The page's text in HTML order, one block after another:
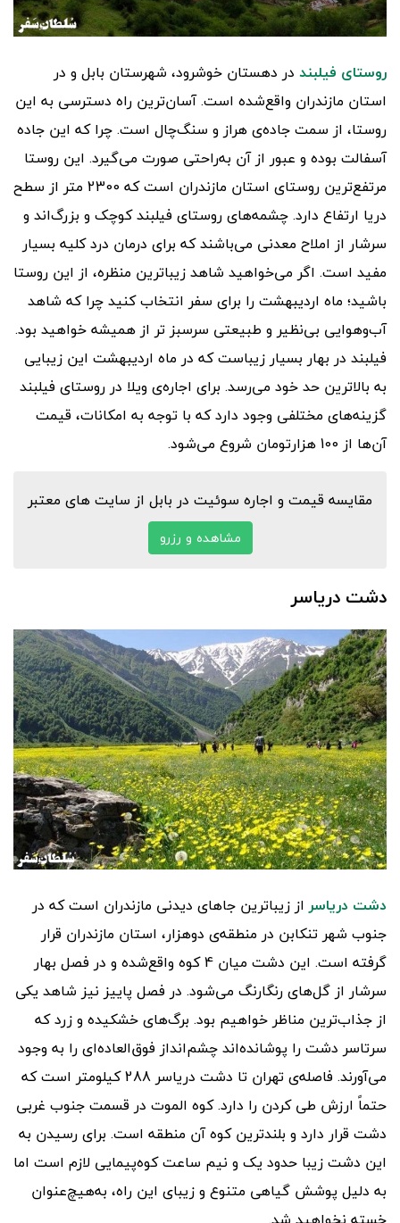
روستای فیلبند در دهستان خوشرود، شهرستان بابل و در
استان مازندران واقع‌شده است. آسان‌ترین راه دسترسی به این
روستا، از سمت جاده‌ی هراز و سنگ‌چال است. چرا که این جاده
آسفالت بوده و عبور از آن به‌راحتی صورت می‌گیرد. این روستا
مرتفع‌ترین روستای استان مازندران است که 2300 متر از سطح
دریا ارتفاع دارد. چشمه‌های روستای فیلبند کوچک و بزرگ‌اند و
سرشار از املاح معدنی می‌باشند که برای درمان درد کلیه بسیار
مفید است. اگر می‌خواهید شاهد زیباترین منظره، از این روستا
باشید؛ ماه اردیبهشت را برای سفر انتخاب کنید چرا که شاهد
آب‌وهوایی بی‌نظیر و طبیعتی سرسبز تر از همیشه خواهید بود.
فیلبند در بهار بسیار زیباست که در ماه اردیبهشت این زیبایی
به بالاترین حد خود می‌رسد. برای اجاره‌ی ویلا در روستای فیلبند
گزینه‌های مختلفی وجود دارد که با توجه به امکانات، قیمت
آن‌ها از 100 هزارتومان شروع می‌شود.
مقایسه قیمت و اجاره سوئیت در بابل از سایت های معتبر
مشاهده و رزرو
دشت دریاسر
دشت دریاسراز زیباترین جاهای دیدنی مازندران است که در
جنوب شهر تنکابن در منطقه‌ی دوهزار، استان مازندران قرار
گرفته است. این دشت میان 4 کوه واقع‌شده و در فصل بهار
سرشار از گل‌های رنگارنگ می‌شود. در فصل پاییز نیز شاهد یکی
از جذاب‌ترین مناظر خواهیم بود. برگ‌های خشکیده و زرد که
سرتاسر دشت را پوشانده‌اند چشم‌انداز فوق‌العاده‌ای را به وجود
می‌آورند. فاصله‌ی تهران تا دشت دریاسر 288 کیلومتر است که
حتماً ارزش طی کردن را دارد. کوه الموت در قسمت جنوب غربی
دشت قرار دارد و بلندترین کوه آن منطقه است. برای رسیدن به
این دشت زیبا حدود یک و نیم ساعت کوه‌پیمایی لازم است اما
به دلیل پوشش گیاهی متنوع و زیبای این راه، به‌هیچ‌عنوان